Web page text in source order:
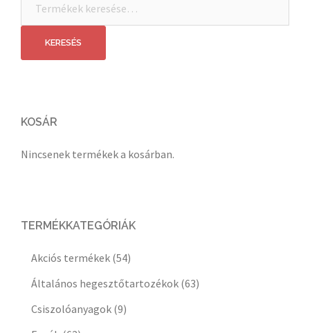
következőre:
KERESÉS
KOSÁR
Nincsenek termékek a kosárban.
TERMÉKKATEGÓRIÁK
Akciós termékek (54)
Általános hegesztőtartozékok (63)
Csiszolóanyagok (9)